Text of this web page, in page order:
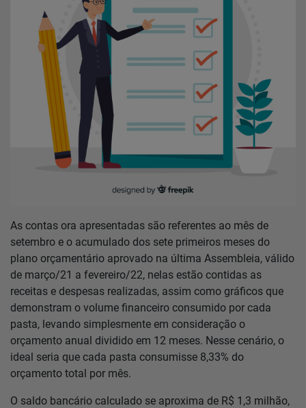
Home
Notícias
Localização
Área restrita
As contas ora apresentadas são referentes ao mês de
setembro e o acumulado dos sete primeiros meses do
plano orçamentário aprovado na última Assembleia, válido
de março/21 a fevereiro/22, nelas estão contidas as
receitas e despesas realizadas, assim como gráficos que
demonstram o volume financeiro consumido por cada
pasta, levando simplesmente em consideração o
orçamento anual dividido em 12 meses. Nesse cenário, o
ideal seria que cada pasta consumisse 8,33% do
orçamento total por mês.
O saldo bancário calculado se aproxima de R$ 1,3 milhão,